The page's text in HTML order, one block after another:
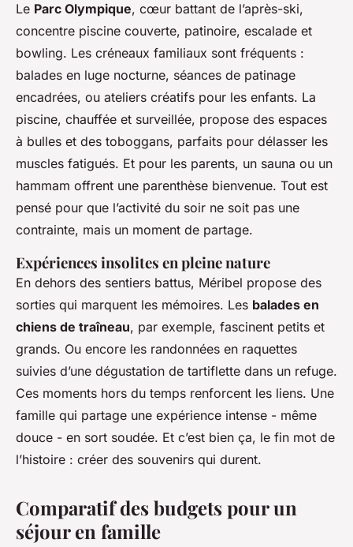
Le Parc Olympique, cœur battant de l’après-ski,
concentre piscine couverte, patinoire, escalade et
bowling. Les créneaux familiaux sont fréquents :
balades en luge nocturne, séances de patinage
encadrées, ou ateliers créatifs pour les enfants. La
piscine, chauffée et surveillée, propose des espaces
à bulles et des toboggans, parfaits pour délasser les
muscles fatigués. Et pour les parents, un sauna ou un
hammam offrent une parenthèse bienvenue. Tout est
pensé pour que l’activité du soir ne soit pas une
contrainte, mais un moment de partage.
Expériences insolites en pleine nature
En dehors des sentiers battus, Méribel propose des
sorties qui marquent les mémoires. Les balades en
chiens de traîneau, par exemple, fascinent petits et
grands. Ou encore les randonnées en raquettes
suivies d’une dégustation de tartiflette dans un refuge.
Ces moments hors du temps renforcent les liens. Une
famille qui partage une expérience intense - même
douce - en sort soudée. Et c’est bien ça, le fin mot de
l’histoire : créer des souvenirs qui durent.
Comparatif des budgets pour un
séjour en famille